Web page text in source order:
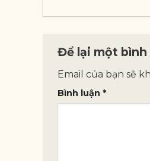
Để lại một bình
Email của bạn sẽ
Bình luận *